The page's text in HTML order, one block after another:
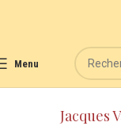
Menu
Jacques